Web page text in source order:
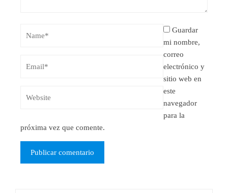
Guardar
mi nombre,
correo
electrónico y
sitio web en
este
navegador
para la
próxima vez que comente.